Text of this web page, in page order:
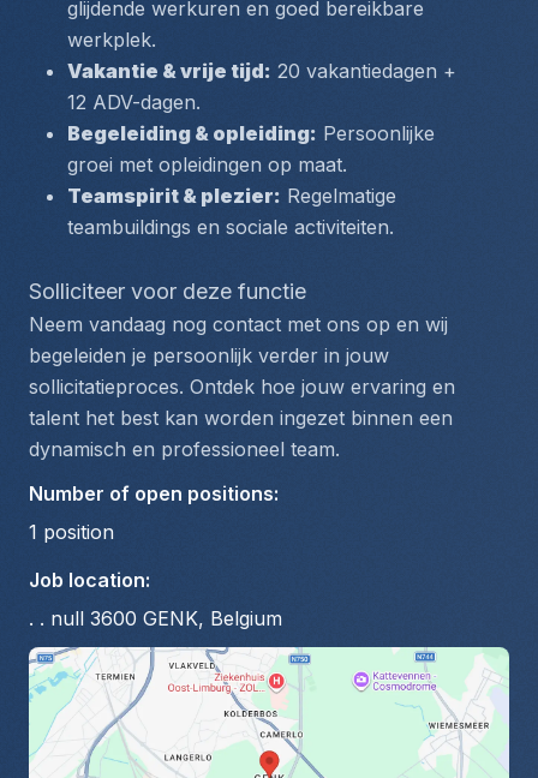
glijdende werkuren en goed bereikbare
werkplek.
Vakantie & vrije tijd: 20 vakantiedagen +
12 ADV-dagen.
Begeleiding & opleiding: Persoonlijke
groei met opleidingen op maat.
Teamspirit & plezier: Regelmatige
teambuildings en sociale activiteiten.
Solliciteer voor deze functie
Neem vandaag nog contact met ons op en wij
begeleiden je persoonlijk verder in jouw
sollicitatieproces. Ontdek hoe jouw ervaring en
talent het best kan worden ingezet binnen een
dynamisch en professioneel team.
Number of open positions:
1 position
Job location:
. . null 3600 GENK, Belgium